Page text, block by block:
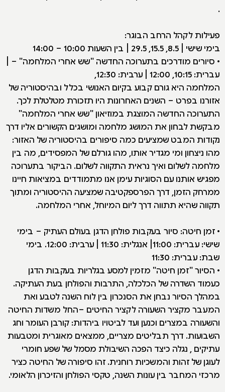
.
פעילות לקהל הרחב הבוגר:
בימי שישי | 8.5, 15.5, 29.5 | בין השעות 10:00 – 14:00
• סיורים מודרכים בתערוכה החדשה "שש אחרי המלחמה" – |
עברית: 10:15, 12:00 | ערבית: 12:30,
המלחמה היא גורם קבוע בקיום האנושי בכלל ובהיסטוריה של
אזורנו בפרט – השנים האחרונות היו תזכורת מטלטלת לכך.
התערוכה החדשה המוצגת במוזיאון "שש אחרי המלחמה"
מבקשת לבחון את המושג מלחמה ומושגים הקשורים אליו דרך
נקודות המבט שמציעים כמה סיפורים בהיסטוריה של האזור:
מהו ניצחון ומי מגדיר אותו, מהו גורלם של המפסידים, מה בין
מלחמה לשלום ואיך נראית התקווה לשלום. הביקור בתערוכה
מפגיש אותנו עם הסוגיות עימן אנו מתמודדים במציאות חיינו
ממרחק הזמן, דרך הפרספקטיבה שמציעה ההיסטוריה ומתוך
תקווה שהיא תתווה דרך ליום המיוחל, אחרי המלחמה.
• זמן חיטה: סיור בעקבות פולחן הדגן בעולם העתיק – בימי
שישי: עברית: 11:00| אנגלית: 11:30 | ערבית: 12:00. בימי
שבת: עברית: 11:30
• הסיור "זמן חיטה" מזמין למסע בגלריות בעקבות הדגן
כעמוד השדרה של הכלכלה, התרבות והפולחן בעת העתיקה.
במהלך הסיור נבחן את הסנכרון בין לוח השנה לטבע ואת
המעבר מקציר השעורה לקציר החיטים –החל משדות החיטה
והשעורה במצרים וכנען ועד לביטויו ביהדות: קורבן העומר וחג
השבועות. דרך תבליטים מצריים, ממצאים מאוגרית ומטבעות
עתיקים , נגלה כיצד הפכה השיבולת מסמל של שפע חומרי
לעוגן של זהות והמשכיות רוחנית. זהו סיפורה של החיטה כציר
מרכזי המחבר בין עונות השנה, טקסי הפולחן והזיכרון הלאומי.